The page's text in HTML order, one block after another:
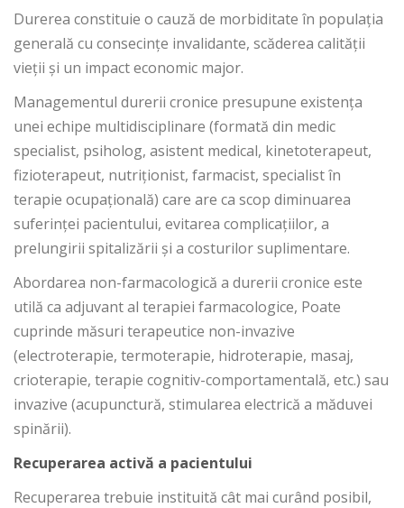
Durerea constituie o cauză de morbiditate în populația
generală cu consecințe invalidante, scăderea calității
vieții și un impact economic major.
Managementul durerii cronice presupune existența
unei echipe multidisciplinare (formată din medic
specialist, psiholog, asistent medical, kinetoterapeut,
fizioterapeut, nutriționist, farmacist, specialist în
terapie ocupațională) care are ca scop diminuarea
suferinței pacientului, evitarea complicațiilor, a
prelungirii spitalizării și a costurilor suplimentare.
Abordarea non-farmacologică a durerii cronice este
utilă ca adjuvant al terapiei farmacologice, Poate
cuprinde măsuri terapeutice non-invazive
(electroterapie, termoterapie, hidroterapie, masaj,
crioterapie, terapie cognitiv-comportamentală, etc.) sau
invazive (acupunctură, stimularea electrică a măduvei
spinării).
Recuperarea activă a pacientului
Recuperarea trebuie instituită cât mai curând posibil,